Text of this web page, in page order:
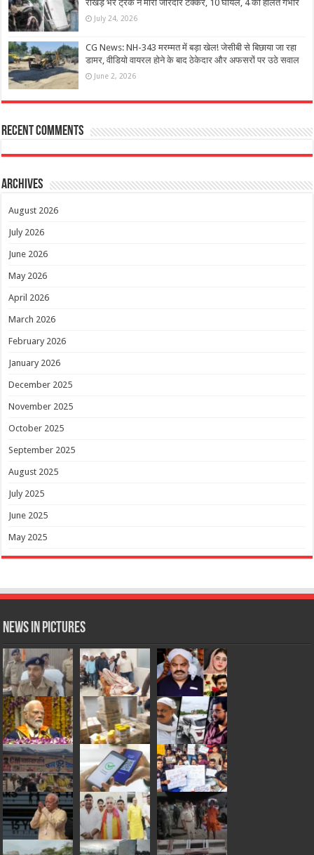
राखड़ भरे ट्रक ने मारी जोरदार टक्कर, 10 घायल, 4 की हालत गंभीर
July 24, 2026
CG News: NH-343 मरम्मत में बड़ा खेल! जेसीबी से बिछाया जा रहा
डामर, वीडियो वायरल होने के बाद ठेकेदार और अफसरों पर उठे सवाल
June 2, 2026
Recent Comments
Archives
August 2026
July 2026
June 2026
May 2026
April 2026
March 2026
February 2026
January 2026
December 2025
November 2025
October 2025
September 2025
August 2025
July 2025
June 2025
May 2025
News in Pictures